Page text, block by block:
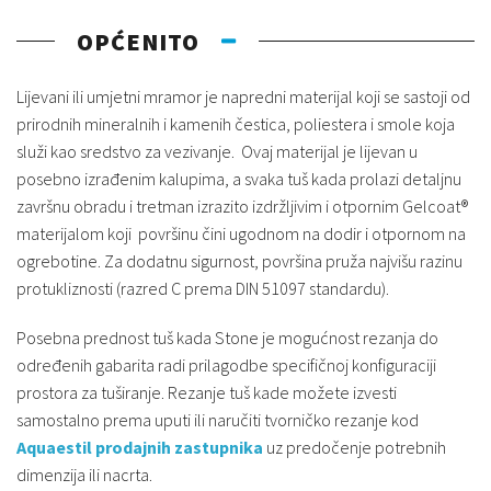
OPĆENITO
Lijevani ili umjetni mramor je napredni materijal koji se sastoji od
prirodnih mineralnih i kamenih čestica, poliestera i smole koja
služi kao sredstvo za vezivanje. Ovaj materijal je lijevan u
posebno izrađenim kalupima, a svaka tuš kada prolazi detaljnu
završnu obradu i tretman izrazito izdržljivim i otpornim Gelcoat®
materijalom koji površinu čini ugodnom na dodir i otpornom na
ogrebotine. Za dodatnu sigurnost, površina pruža najvišu razinu
protukliznosti (razred C prema DIN 51097 standardu).
Posebna prednost tuš kada Stone je mogućnost rezanja do
određenih gabarita radi prilagodbe specifičnoj konfiguraciji
prostora za tuširanje. Rezanje tuš kade možete izvesti
samostalno prema uputi ili naručiti tvorničko rezanje kod
Aquaestil prodajnih zastupnika uz predočenje potrebnih
dimenzija ili nacrta.